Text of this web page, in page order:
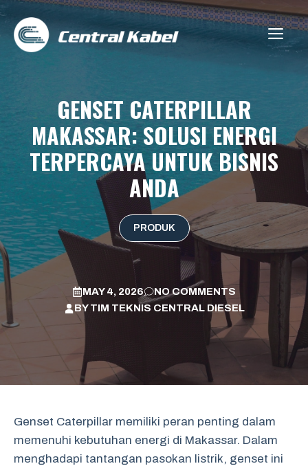
Skip
content
GENSET CATERPILLAR
MAKASSAR: SOLUSI ENERGI
TERPERCAYA UNTUK BISNIS
ANDA
PRODUK
MAY 4, 2026
NO COMMENTS
BYTIM TEKNIS CENTRAL DIESEL
Genset Caterpillar memiliki peran penting dalam
memenuhi kebutuhan energi di Makassar. Dalam
menghadapi tantangan pasokan listrik, genset ini